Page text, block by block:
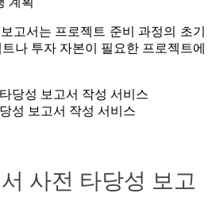
고서는 프로젝트 준비 과정의 초기
나 투자 자본이 필요한 프로젝트에
성 보고서 작성 서비스
사전 타당성 보고